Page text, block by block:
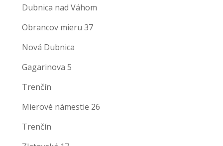
Dubnica nad Váhom
Obrancov mieru 37
Nová Dubnica
Gagarinova 5
Trenčín
Mierové námestie 26
Trenčín